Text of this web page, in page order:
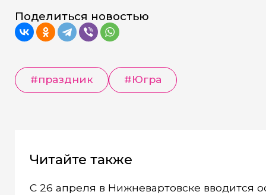
Поделиться новостью
#праздник #Югра
Читайте также
С 26 апреля в Нижневартовске вводится